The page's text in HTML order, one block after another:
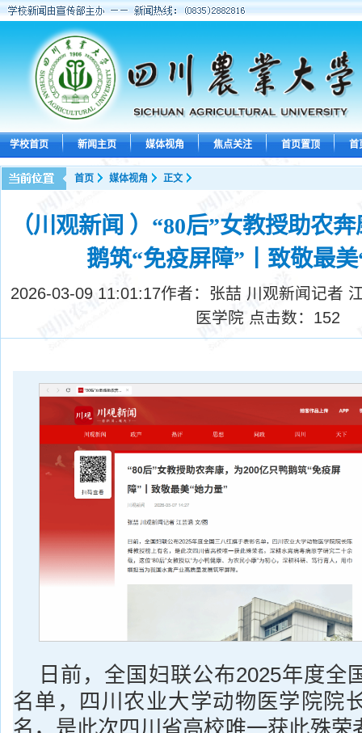
学校首页 新闻主页 媒体视角 焦点关注 首页置顶 首
首页 媒体视角 正文
（川观新闻 ）“80后”女教授助农
鹅筑“免疫屏障”丨致敬最
2026-03-09 11:01:17作者：张喆 川观新闻记者
医学院 点击数： 152
日前，全国妇联公布2025年度全
名单，四川农业大学动物医学院院
名，是此次四川省高校唯一获此殊荣